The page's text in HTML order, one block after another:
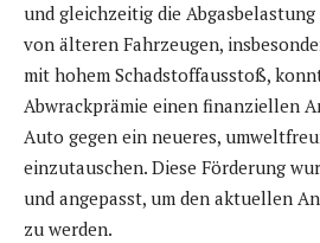
und gleichzeitig die
von älteren Fahrzeugen,
mit hohem Schadstoffausstoß,
Abwrackprämie einen finanziellen
Auto gegen ein neueres,
einzutauschen. Diese Förderung
und angepasst, um den aktuellen
zu werden.